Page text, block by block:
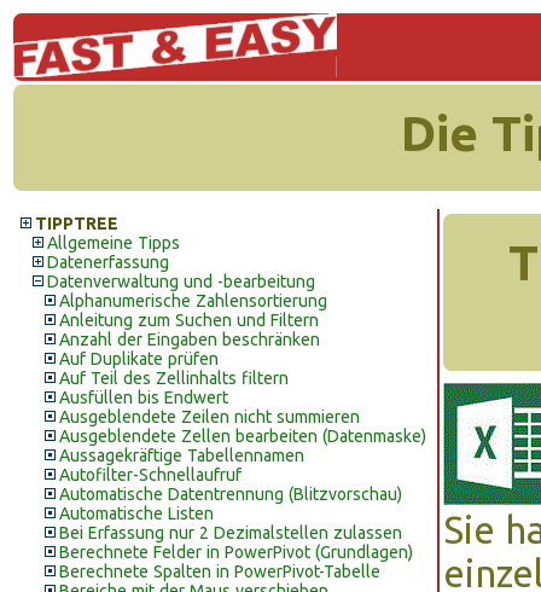
Die
TIPPTREE
Allgemeine Tipps
Datenerfassung
Datenverwaltung und -bearbeitung
Alphanumerische Zahlensortierung
Anleitung zum Suchen und Filtern
Anzahl der Eingaben beschränken
Auf Duplikate prüfen
Auf Teil des Zellinhalts filtern
Ausfüllen bis Endwert
Ausgeblendete Zeilen nicht summieren
Ausgeblendete Zellen bearbeiten (Datenmaske)
Aussagekräftige Tabellennamen
Autofilter-Schnellaufruf
Automatische Datentrennung (Blitzvorschau)
Automatische Listen
Bei Erfassung nur 2 Dezimalstellen zulassen
Berechnete Felder in PowerPivot (Grundlagen)
Berechnete Spalten in PowerPivot-Tabelle
Sie